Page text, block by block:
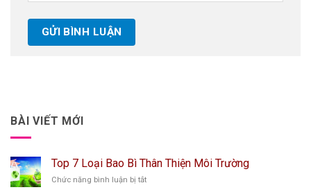
BÀI VIẾT MỚI
Top 7 Loại Bao Bì Thân Thiện Môi Trường
Chức năng bình luận bị tắtở